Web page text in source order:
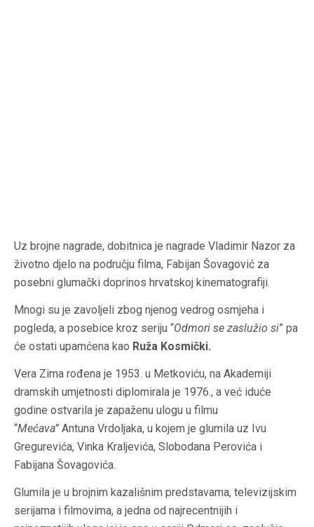
Uz brojne nagrade, dobitnica je nagrade Vladimir Nazor za
životno djelo na području filma, Fabijan Šovagović za
posebni glumački doprinos hrvatskoj kinematografiji.
Mnogi su je zavoljeli zbog njenog vedrog osmjeha i
pogleda, a posebice kroz seriju “Odmori se zaslužio si” pa
će ostati upamćena kao Ruža Kosmički.
Vera Zima rođena je 1953. u Metkoviću, na Akademiji
dramskih umjetnosti diplomirala je 1976., a već iduće
godine ostvarila je zapaženu ulogu u filmu
“Mećava” Antuna Vrdoljaka, u kojem je glumila uz Ivu
Gregurevića, Vinka Kraljevića, Slobodana Perovića i
Fabijana Šovagovića.
Glumila je u brojnim kazališnim predstavama, televizijskim
serijama i filmovima, a jedna od najrecentnijih i